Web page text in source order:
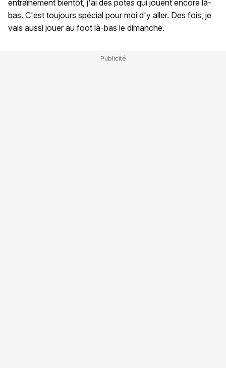
entraînement bientôt, j'ai des potes qui jouent encore là-
bas. C'est toujours spécial pour moi d'y aller. Des fois, je
vais aussi jouer au foot là-bas le dimanche.